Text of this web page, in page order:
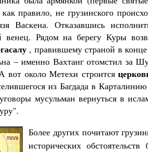
правило, не грузинского
Васкена. Отказавшись
венец. Рядом на берегу Куры
, правившему страной в
– именно Вахтанг отомстил за
вот около Метехи строится
из Багдада в
мусульман вернуться в
Более других почитают
исторических